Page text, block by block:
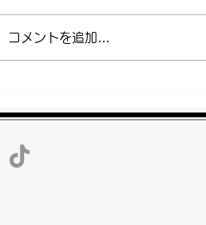
処分費用の相場も
コメントを追加…